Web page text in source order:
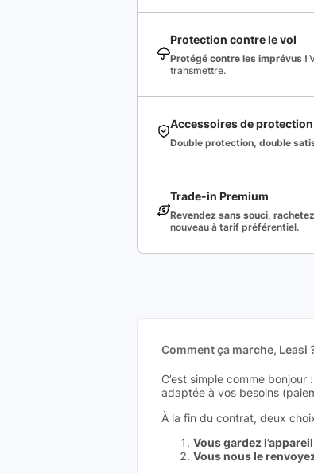
Protection contre le vol
Protégé contre les imprévus !
transmettre.
Accessoires de protection
Double protection, double
Trade-in Premium
Revendez sans souci,
nouveau à tarif préférentiel.
Comment ça marche, Leasi
C’est simple comme
adaptée à vos besoins
À la fin du contrat, deux
Vous gardez l’appareil
Vous nous le